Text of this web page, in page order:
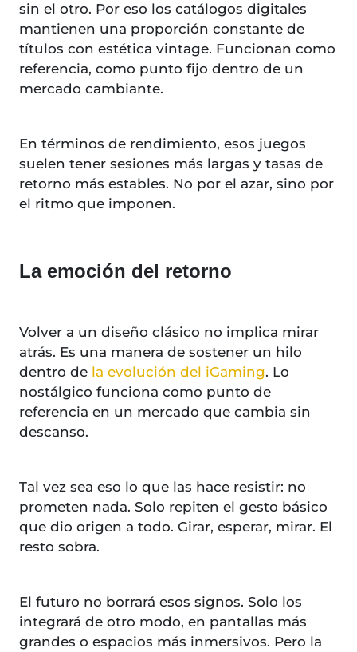
sin el otro. Por eso los catálogos digitales
mantienen una proporción constante de
títulos con estética vintage. Funcionan como
referencia, como punto fijo dentro de un
mercado cambiante.
En términos de rendimiento, esos juegos
suelen tener sesiones más largas y tasas de
retorno más estables. No por el azar, sino por
el ritmo que imponen.
La emoción del retorno
Volver a un diseño clásico no implica mirar
atrás. Es una manera de sostener un hilo
dentro de la evolución del iGaming. Lo
nostálgico funciona como punto de
referencia en un mercado que cambia sin
descanso.
Tal vez sea eso lo que las hace resistir: no
prometen nada. Solo repiten el gesto básico
que dio origen a todo. Girar, esperar, mirar. El
resto sobra.
El futuro no borrará esos signos. Solo los
integrará de otro modo, en pantallas más
grandes o espacios más inmersivos. Pero la